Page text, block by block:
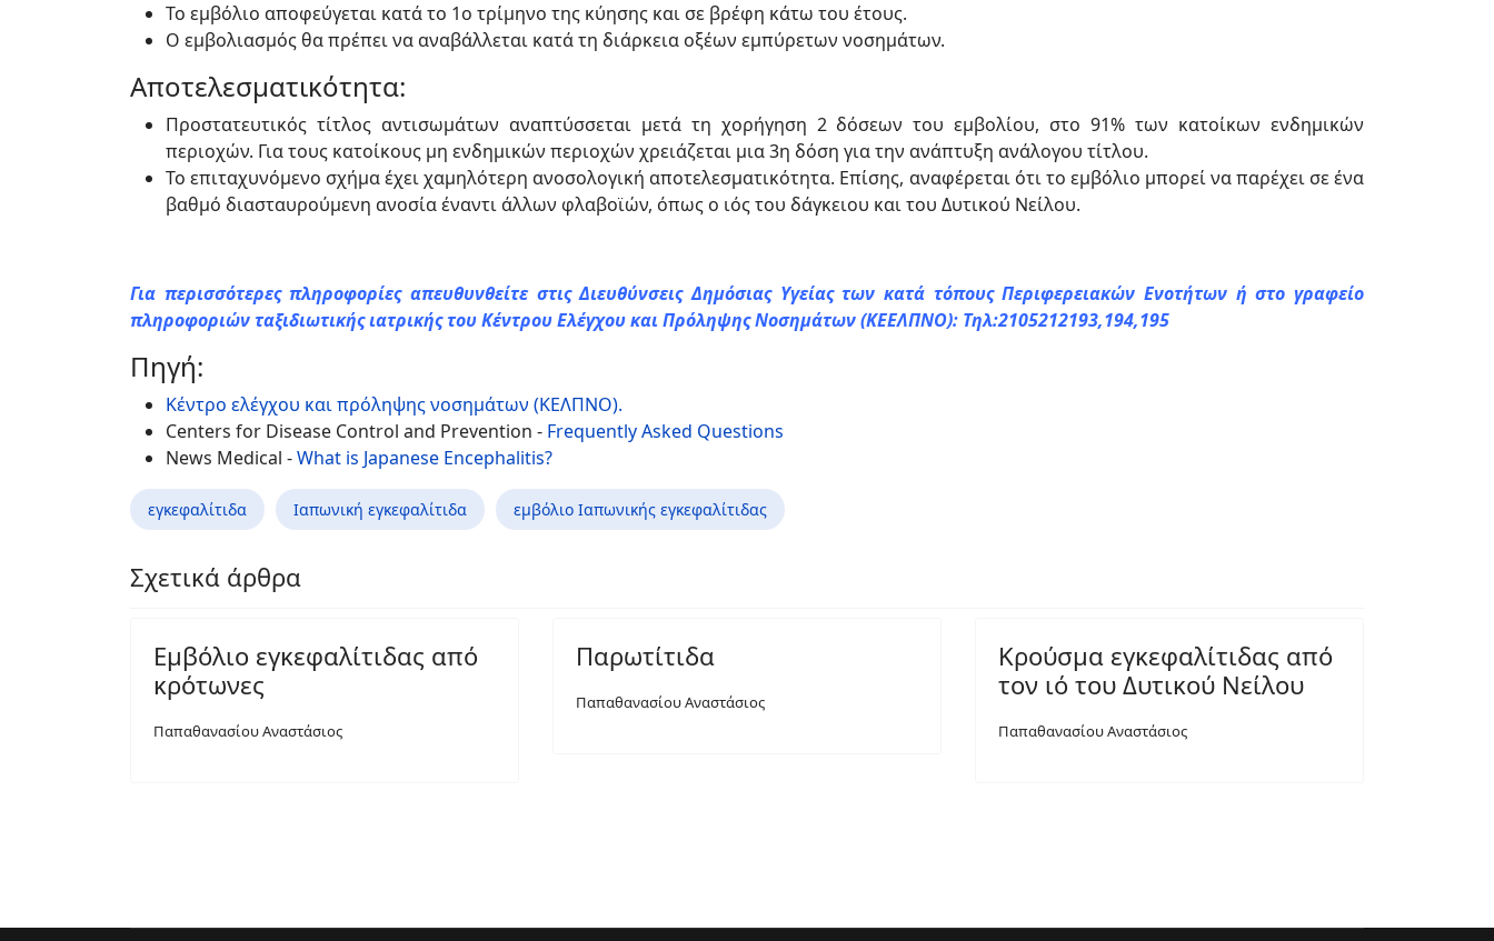
Το εμβόλιο αποφεύγεται κατά το 1ο τρίμηνο της κύησης και σε βρέφη κάτω του έτους.
Ο εμβολιασμός θα πρέπει να αναβάλλεται κατά τη διάρκεια οξέων εμπύρετων νοσημάτων.
Αποτελεσματικότητα:
Προστατευτικός τίτλος αντισωμάτων αναπτύσσεται μετά τη χορήγηση 2 δόσεων του εμβολίου, στο 91% των κατοίκων ενδημικών
περιοχών. Για τους κατοίκους μη ενδημικών περιοχών χρειάζεται μια 3η δόση για την ανάπτυξη ανάλογου τίτλου.
Το επιταχυνόμενο σχήμα έχει χαμηλότερη ανοσολογική αποτελεσματικότητα. Επίσης, αναφέρεται ότι το εμβόλιο μπορεί να παρέχει σε ένα
βαθμό διασταυρούμενη ανοσία έναντι άλλων φλαβοϊών, όπως ο ιός του δάγκειου και του Δυτικού Νείλου.
Για περισσότερες πληροφορίες απευθυνθείτε στις Διευθύνσεις Δημόσιας Υγείας των κατά τόπους Περιφερειακών Ενοτήτων ή στο γραφείο
πληροφοριών ταξιδιωτικής ιατρικής του Κέντρου Ελέγχου και Πρόληψης Νοσημάτων (ΚΕΕΛΠΝΟ): Τηλ:2105212193,194,195
Πηγή:
Κέντρο ελέγχου και πρόληψης νοσημάτων (ΚΕΛΠΝΟ).
Centers for Disease Control and Prevention - Frequently Asked Questions
News Medical -What is Japanese Encephalitis?
εγκεφαλίτιδα Ιαπωνική εγκεφαλίτιδα εμβόλιο Ιαπωνικής εγκεφαλίτιδας
Σχετικά άρθρα
Εμβόλιο εγκεφαλίτιδας από
κρότωνες
Παπαθανασίου Αναστάσιος
Παρωτίτιδα
Παπαθανασίου Αναστάσιος
Κρούσμα εγκεφαλίτιδας από
τον ιό του Δυτικού Νείλου
Παπαθανασίου Αναστάσιος